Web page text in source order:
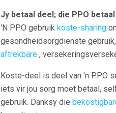
Jy betaal deel; die PPO
'N PPO gebruik koste-sharing
gesondheidsorgdienste
aftrekbare ,
Koste-deel is deel van 'n PPO
iets vir jou sorg moet betaal,
gebruik. Danksy die